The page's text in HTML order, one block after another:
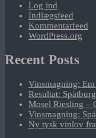
Log ind
Indlægsfeed
Kommentarfeed
WordPress.org
Recent Posts
Vinsmagning:
Resultat:
Mosel Riesling –
Vinsmagning:
Ny tysk vinlov